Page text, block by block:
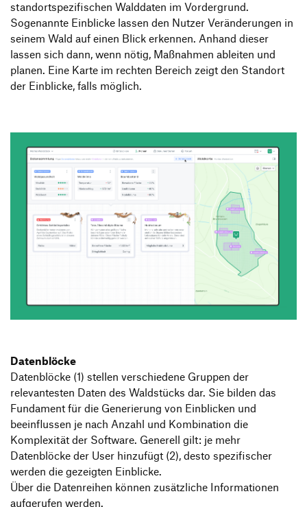
standortspezifischen Walddaten im Vordergrund.
Sogenannte Einblicke lassen den Nutzer Veränderungen in
seinem Wald auf einen Blick erkennen. Anhand dieser
lassen sich dann, wenn nötig, Maßnahmen ableiten und
planen. Eine Karte im rechten Bereich zeigt den Standort
der Einblicke, falls möglich.
Datenblöcke
Datenblöcke (1) stellen verschiedene Gruppen der
relevantesten Daten des Waldstücks dar. Sie bilden das
Fundament für die Generierung von Einblicken und
beeinflussen je nach Anzahl und Kombination die
Komplexität der Software. Generell gilt: je mehr
Datenblöcke der User hinzufügt (2), desto spezifischer
werden die gezeigten Einblicke.
Über die Datenreihen können zusätzliche Informationen
aufgerufen werden.